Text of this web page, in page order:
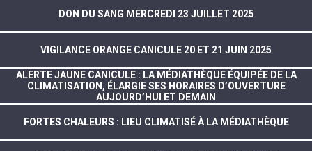
DON DU SANG MERCREDI 23 JUILLET 2025
VIGILANCE ORANGE CANICULE 20 ET 21 JUIN 2025
ALERTE JAUNE CANICULE : LA MÉDIATHÈQUE ÉQUIPÉE DE LA
CLIMATISATION, ÉLARGIE SES HORAIRES D’OUVERTURE
AUJOURD’HUI ET DEMAIN
FORTES CHALEURS : LIEU CLIMATISÉ À LA MÉDIATHÈQUE